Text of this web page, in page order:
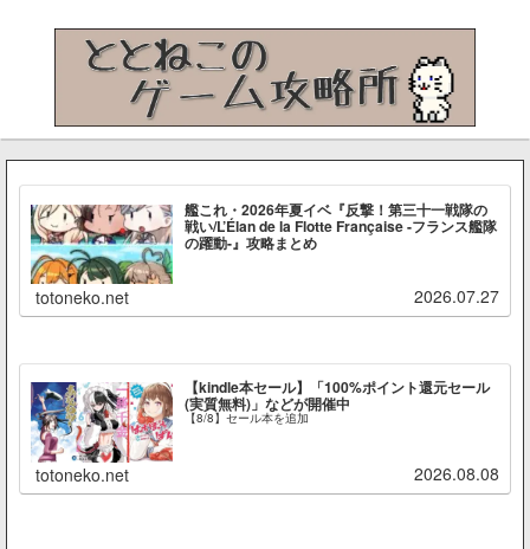
艦これ・2026年夏イベ『反撃！第三十一戦隊の
戦い/L’Élan de la Flotte Française -フランス艦隊
の躍動-』攻略まとめ
totoneko.net 2026.07.27
【kindle本セール】「100%ポイント還元セール
(実質無料)」などが開催中
【8/8】セール本を追加
totoneko.net 2026.08.08